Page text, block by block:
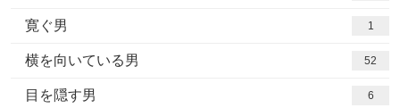
寛ぐ男 1
横を向いている男 52
目を隠す男 6